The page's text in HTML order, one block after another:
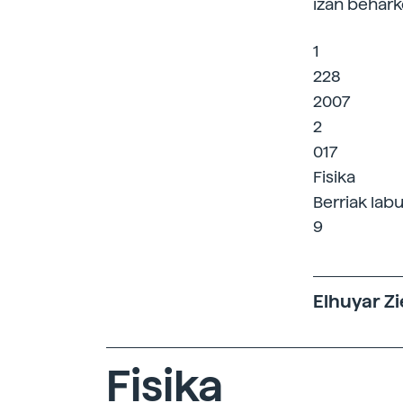
izan
1
228
2007
2
017
Fisika
Berriak
9
Elhuyar
Fisika